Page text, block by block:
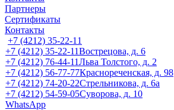
Партнеры
Сертификаты
Контакты
+7 (4212) 35-22-11
+7 (4212) 35-22-11Вострецова, д. 6
+7 (4212) 76-44-11Льва Толстого, д. 2
+7 (4212) 56-77-77Краснореченская, д. 98
+7 (4212) 74-20-22Стрельникова, д. 6а
+7 (4212) 54-59-05Суворова, д. 10
WhatsApp